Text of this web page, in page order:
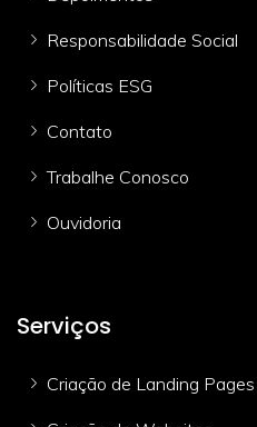
Responsabilidade Social
Políticas ESG
Contato
Trabalhe Conosco
Ouvidoria
Serviços
Criação de Landing Pages